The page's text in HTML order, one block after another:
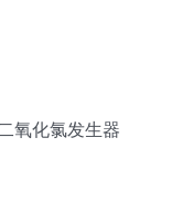
氧化氯发生器